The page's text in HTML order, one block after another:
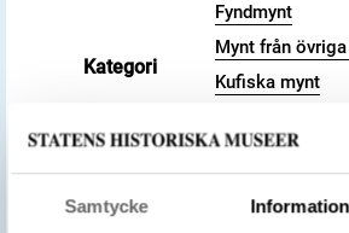
Samtycke Information
Kategori
Fyndmynt
Mynt från
Kufiska mynt
dirham
Storlek
Vikt 3.18 g